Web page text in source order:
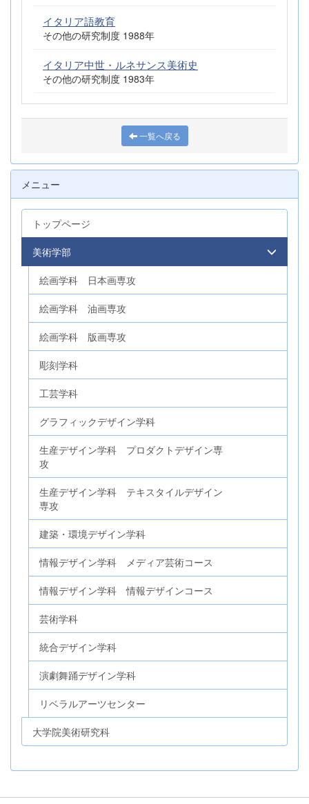
イタリア語教育
その他の研究制度 1988年
イタリア中世・ルネサンス美術史
その他の研究制度 1983年
一覧へ戻る
メニュー
トップページ
美術学部
絵画学科 日本画専攻
絵画学科 油画専攻
絵画学科 版画専攻
彫刻学科
工芸学科
グラフィックデザイン学科
生産デザイン学科 プロダクトデザイン専
攻
生産デザイン学科 テキスタイルデザイン
専攻
建築・環境デザイン学科
情報デザイン学科 メディア芸術コース
情報デザイン学科 情報デザインコース
芸術学科
統合デザイン学科
演劇舞踊デザイン学科
リベラルアーツセンター
大学院美術研究科